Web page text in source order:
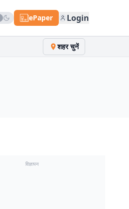
ePaper Login
शहर चुनें
विज्ञापन